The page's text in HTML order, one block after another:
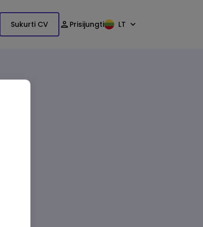
Sukurti CV Prisijungti LT